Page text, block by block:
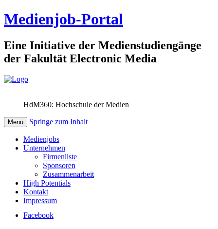
Medienjob-Portal
Eine Initiative der Medienstudiengänge
der Fakultät Electronic Media
HdM360: Hochschule der Medien
Menü Springe zum Inhalt
Medienjobs
Unternehmen
Firmenliste
Sponsoren
Zusammenarbeit
High Potentials
Kontakt
Impressum
Facebook